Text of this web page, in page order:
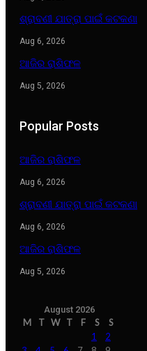
ଶ୍ରାବଣୀ ଯାତ୍ରା ପାଇଁ କଟକଣା
Aug 6, 2026
ଆଜିର ରାଶିଫଳ
Aug 5, 2026
Popular Posts
ଆଜିର ରାଶିଫଳ
Aug 6, 2026
ଶ୍ରାବଣୀ ଯାତ୍ରା ପାଇଁ କଟକଣା
Aug 6, 2026
ଆଜିର ରାଶିଫଳ
Aug 5, 2026
August 2026
M T W T F S
S
1
2